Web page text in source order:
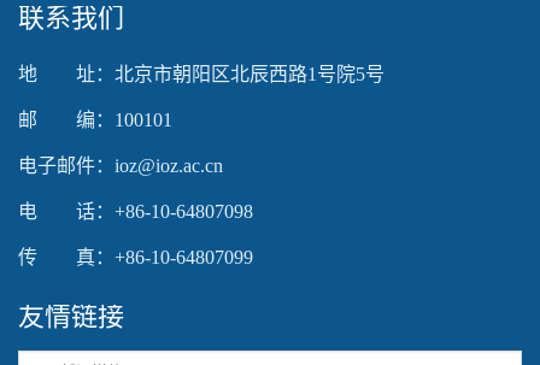
联系我们
地 址：北京市朝阳区北辰西路1号院5号
邮 编：100101
电子邮件：ioz@ioz.ac.cn
电 话：+86-10-64807098
传 真：+86-10-64807099
友情链接